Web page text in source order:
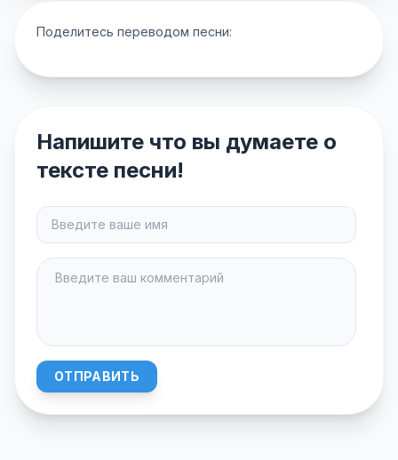
Поделитесь переводом песни:
Напишите что вы думаете о
тексте песни!
ОТПРАВИТЬ